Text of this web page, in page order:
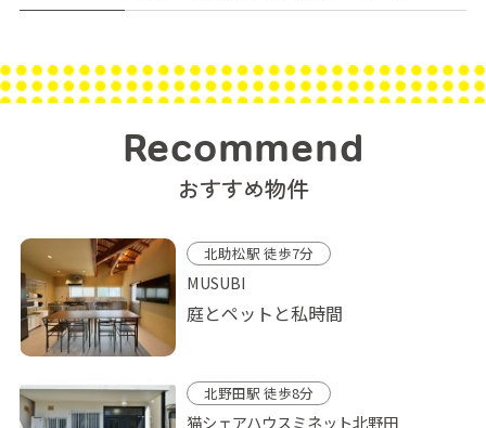
Recommend
おすすめ物件
北助松駅 徒歩7分
MUSUBI
庭とペットと私時間
北野田駅 徒歩8分
猫シェアハウスミネット北野田